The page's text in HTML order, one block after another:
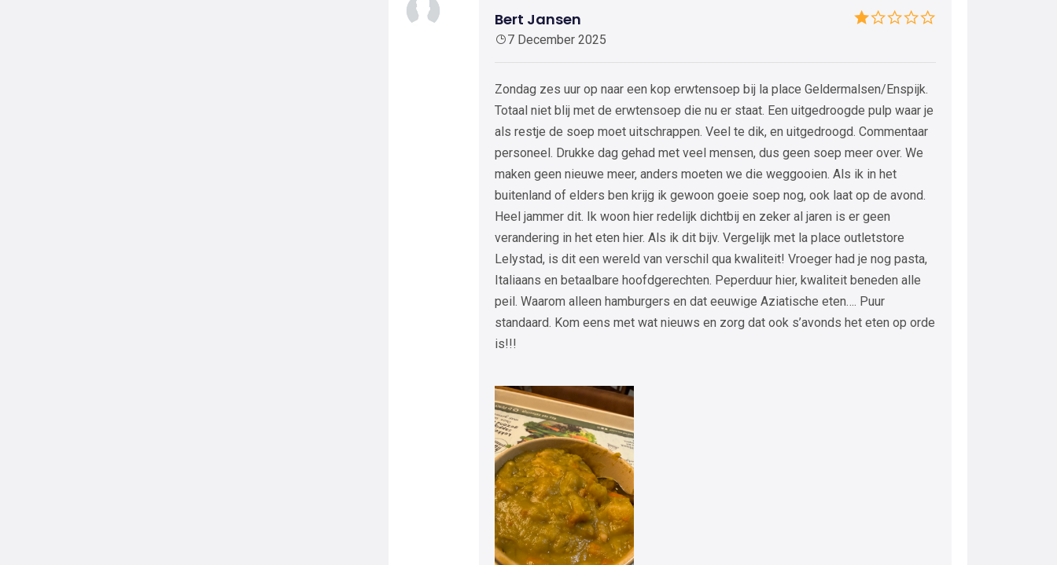
Bert Jansen
7 December 2025
Zondag zes uur op naar een kop erwtensoep bij la place Geldermalsen/Enspijk.
Totaal niet blij met de erwtensoep die nu er staat. Een uitgedroogde pulp waar je
als restje de soep moet uitschrappen. Veel te dik, en uitgedroogd. Commentaar
personeel. Drukke dag gehad met veel mensen, dus geen soep meer over. We
maken geen nieuwe meer, anders moeten we die weggooien. Als ik in het
buitenland of elders ben krijg ik gewoon goeie soep nog, ook laat op de avond.
Heel jammer dit. Ik woon hier redelijk dichtbij en zeker al jaren is er geen
verandering in het eten hier. Als ik dit bijv. Vergelijk met la place outletstore
Lelystad, is dit een wereld van verschil qua kwaliteit! Vroeger had je nog pasta,
Italiaans en betaalbare hoofdgerechten. Peperduur hier, kwaliteit beneden alle
peil. Waarom alleen hamburgers en dat eeuwige Aziatische eten…. Puur
standaard. Kom eens met wat nieuws en zorg dat ook s’avonds het eten op orde
is!!!